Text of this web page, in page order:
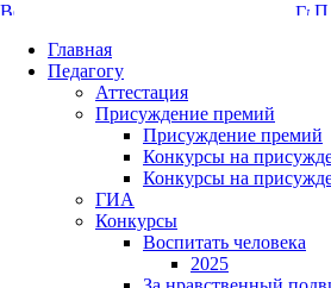
Главная
Педагогу
Аттестация
Присуждение премий
Присуждение премий
Конкурсы на
Конкурсы на
ГИА
Конкурсы
Воспитать человека
2025